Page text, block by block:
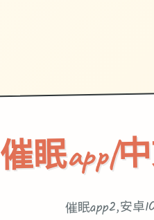
催眠app|
催眠app2,安卓